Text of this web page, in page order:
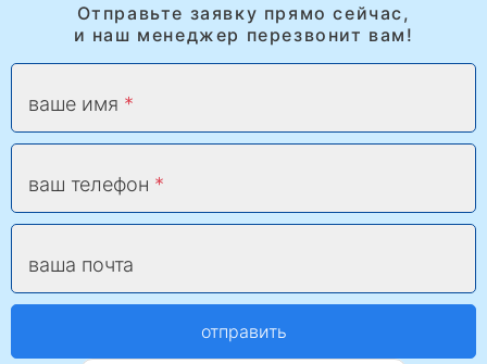
Отправьте заявку прямо сейчас,
и наш менеджер перезвонит вам!
ваше имя
ваш телефон
ваша почта
отправить